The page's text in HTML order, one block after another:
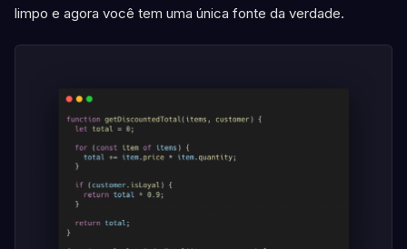
limpo e agora você tem uma única fonte da verdade.